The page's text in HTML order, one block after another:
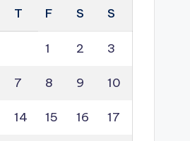
T F S S
1 2 3
7 8 9 10
14 15 16 17